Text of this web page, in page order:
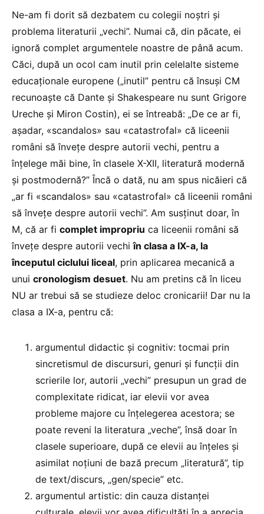
Ne-am fi dorit să dezbatem cu colegii noștri și
problema literaturii „vechi”. Numai că, din păcate, ei
ignoră complet argumentele noastre de până acum.
Căci, după un ocol cam inutil prin celelalte sisteme
educaționale europene („inutil” pentru că însuși CM
recunoaște că Dante și Shakespeare nu sunt Grigore
Ureche și Miron Costin), ei se întreabă: „De ce ar fi,
așadar, «scandalos» sau «catastrofal» că liceenii
români să învețe despre autorii vechi, pentru a
înțelege măi bine, în clasele X-XII, literatură modernă
și postmodernă?” Încă o dată, nu am spus nicăieri că
„ar fi «scandalos» sau «catastrofal» că liceenii români
să învețe despre autorii vechi”. Am susținut doar, în
M, că ar fi complet impropriu ca liceenii români să
învețe despre autorii vechiîn clasa a IX-a, la
începutul ciclului liceal, prin aplicarea mecanică a
unui cronologism desuet. Nu am pretins că în liceu
NU ar trebui să se studieze deloc cronicarii! Dar nu la
clasa a IX-a, pentru că:
argumentul didactic și cognitiv: tocmai prin
sincretismul de discursuri, genuri și funcții din
scrierile lor, autorii „vechi” presupun un grad de
complexitate ridicat, iar elevii vor avea
probleme majore cu înțelegerea acestora; se
poate reveni la literatura „veche”, însă doar în
clasele superioare, după ce elevii au înțeles și
asimilat noțiuni de bază precum „literatură”, tip
de text/discurs, „gen/specie” etc.
argumentul artistic: din cauza distanței